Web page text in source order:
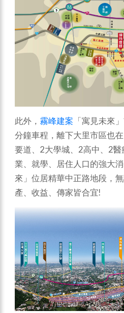
此外， 霧峰建案 「寓見未來
分鐘車程，離下大里市區也
要道、2大學城、2高中、2
業、就學、居住人口的強大
來」位居精華中正路地段，
產、收益、傳家皆合宜!